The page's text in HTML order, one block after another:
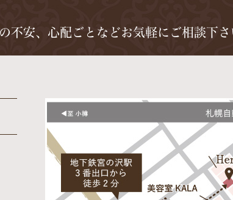
不安、心配ごとなどお気軽にご相談下